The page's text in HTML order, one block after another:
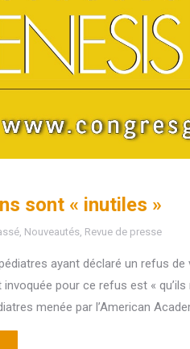
sont « inutiles »
Nouveautés Revue de presse
ayant déclaré un refus
invoquée pour ce refus est «
menée par l’American